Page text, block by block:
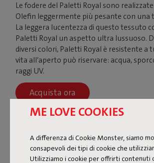
ME LOVE COOKIES
A differenza di Cookie Monster, siamo
consapevoli dei tipi di cookie che
Utilizziamo i cookie per offrirti contenuti
Le fodere del Paletti Royal sono
Olefin leggermente più pesante con una
La leggera lucentezza di questo tessuto
Paletti Royal un aspetto ultra lussuoso.
diversi colori, Paletti Royal è resistente a
vita all’aperto può riservare: acqua,
raggi UV.
Acquista ora